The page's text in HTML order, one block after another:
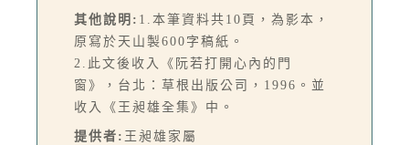
其他說明: 1.本筆資料共10頁，為影本，
原寫於天山製600字稿紙。
2.此文後收入《阮若打開心內的門
窗》，台北：草根出版公司，1996。並
收入《王昶雄全集》中。
提供者: 王昶雄家屬